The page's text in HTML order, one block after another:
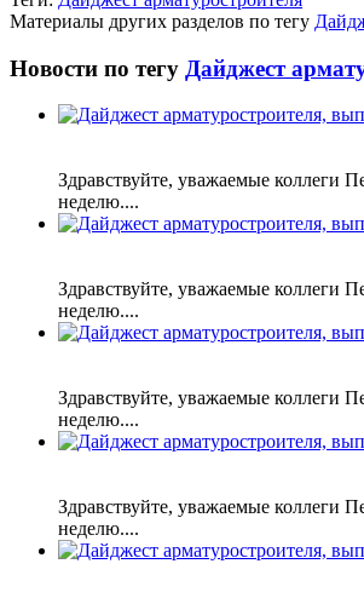
Материалы других разделов по тегу
Новости по тегу Дайджест
Здравствуйте, уважаемые коллеги
неделю....
Здравствуйте, уважаемые коллеги
неделю....
Здравствуйте, уважаемые коллеги
неделю....
Здравствуйте, уважаемые коллеги
неделю....